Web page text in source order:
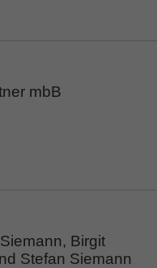
mbB
Birgit
Stefan Siemann